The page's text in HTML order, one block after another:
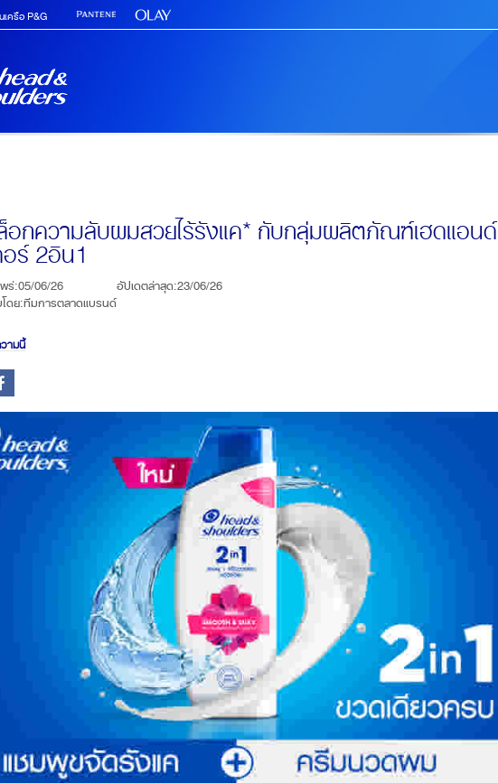
ครือ P&G
กความลับผมสวยไร้รังแค* กับกลุ่มผลิตภัณฑ์เฮดแอนด์
อร์ 2อิน1
ร่:05/06/26
ดย:ทีมการตลาดแบรนด์
อัปเดตล่าสุด:23/06/26
ามนี้